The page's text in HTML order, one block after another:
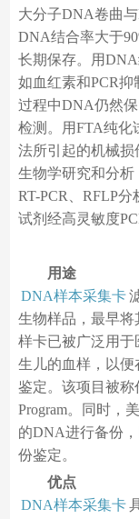
大分子DNA卷曲
DNA结合率大于
长期保存。用
如血红素和PCR
过程中DNA仍然
检测。用FTA纯化
法所引起的机械
生物学研究和分析
RT-PCR、RFLP
试剂经高灵敏度
用途
DNA样本采集卡
生物样品，最早
样卡已被广泛用
生儿的血样，以
鉴定。该项目被称
Program。同时，
的DNA进行备份
份鉴定。
优点
DNA样本采集卡